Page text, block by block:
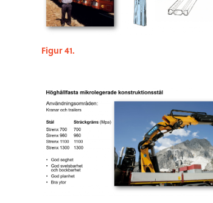
Figur 41.